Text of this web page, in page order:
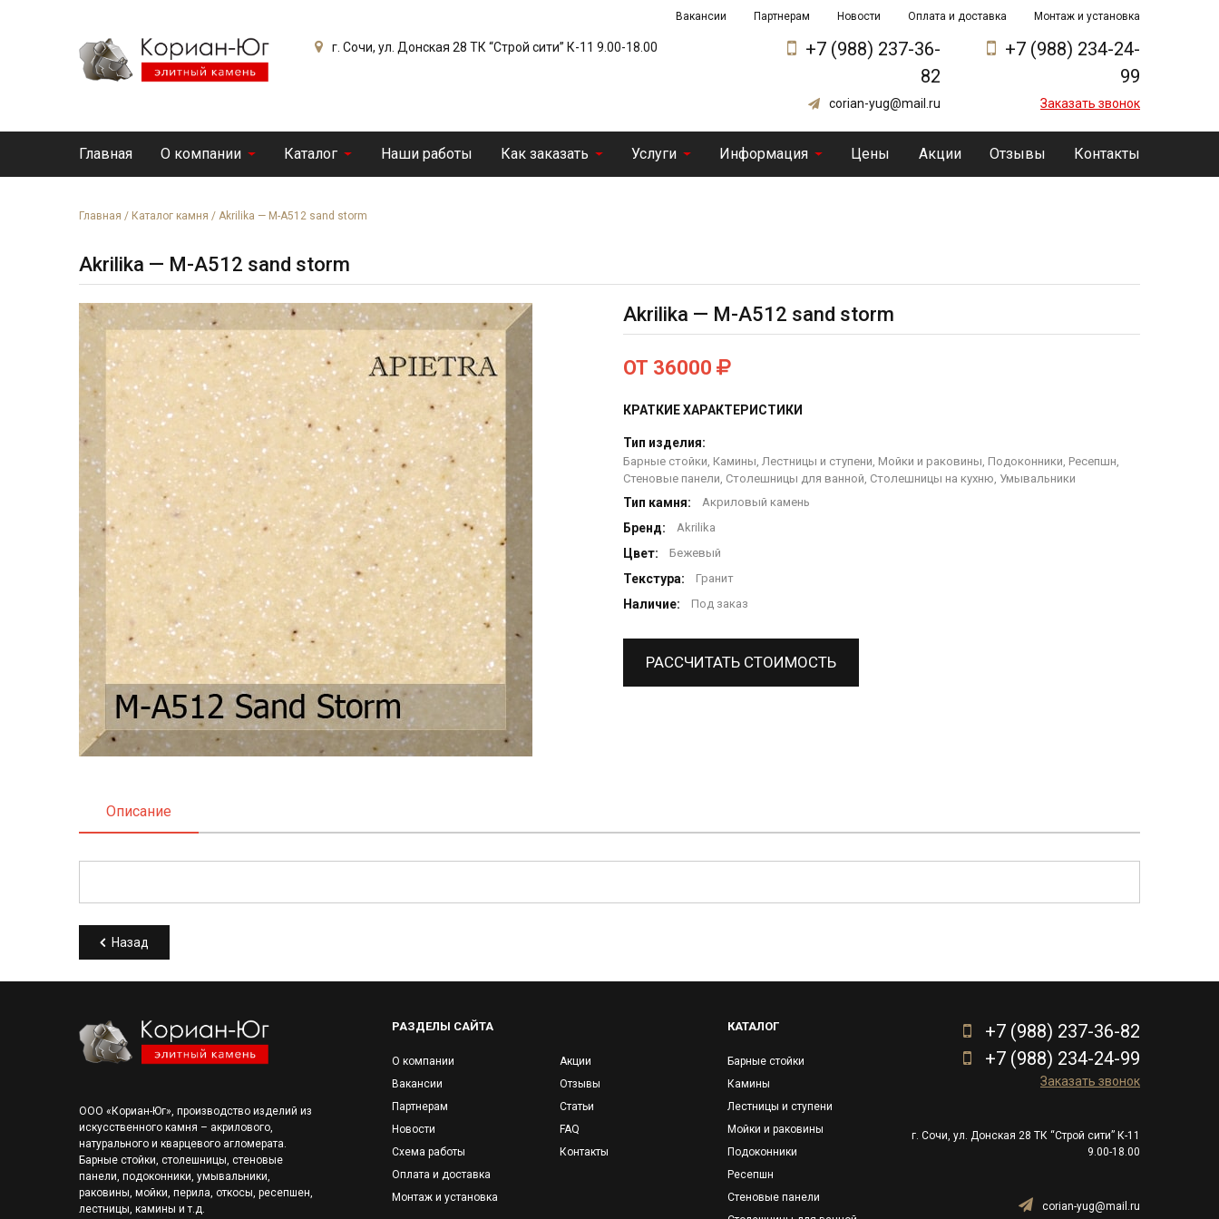
Вакансии Партнерам Новости Оплата и доставка Монтаж и установка
г. Сочи, ул. Донская 28 ТК “Строй сити” К-11 9.00-18.00
+7 (988) 237-36-
82
corian-yug@mail.ru
+7 (988) 234-24-
99
Заказать звонок
Главная О компании Каталог Наши работы Как заказать Услуги Информация Цены Акции Отзывы Контакты
Главная / Каталог камня / Akrilika — M-A512 sand storm
Akrilika — M-A512 sand storm
Akrilika — M-A512 sand storm
ОТ 36000
КРАТКИЕ ХАРАКТЕРИСТИКИ
Тип изделия:
Барные стойки, Камины, Лестницы и ступени, Мойки и раковины, Подоконники, Ресепшн,
Стеновые панели, Столешницы для ванной, Столешницы на кухню, Умывальники
Тип камня: Акриловый камень
Бренд: Akrilika
Цвет: Бежевый
Текстура: Гранит
Наличие: Под заказ
РАССЧИТАТЬ СТОИМОСТЬ
Описание
Назад
ООО «Кориан-Юг», производство изделий из
искусственного камня – акрилового,
натурального и кварцевого агломерата.
Барные стойки, столешницы, стеновые
панели, подоконники, умывальники,
раковины, мойки, перила, откосы, ресепшен,
лестницы, камины и т.д.
РАЗДЕЛЫ САЙТА
О компании
Вакансии
Партнерам
Новости
Схема работы
Оплата и доставка
Монтаж и установка
Акции
Отзывы
Статьи
FAQ
Контакты
КАТАЛОГ
Барные стойки
Камины
Лестницы и ступени
Мойки и раковины
Подоконники
Ресепшн
Стеновые панели
+7 (988) 237-36-82
+7 (988) 234-24-99
Заказать звонок
г. Сочи, ул. Донская 28 ТК “Строй сити” К-11
9.00-18.00
corian-yug@mail.ru